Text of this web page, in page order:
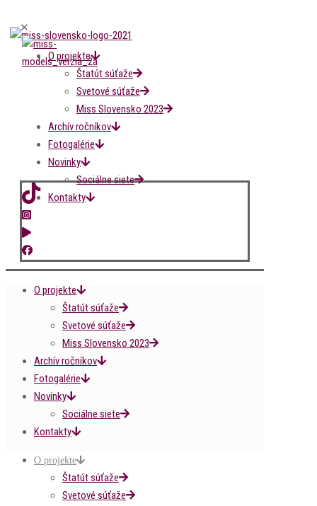
✕
O projekte
Štatút súťaže
Svetové súťaže
Miss Slovensko 2023
Archív ročníkov
Fotogalérie
Novinky
Sociálne siete
Kontakty
O projekte
Štatút súťaže
Svetové súťaže
Miss Slovensko 2023
Archív ročníkov
Fotogalérie
Novinky
Sociálne siete
Kontakty
O projekte
Štatút súťaže
Svetové súťaže